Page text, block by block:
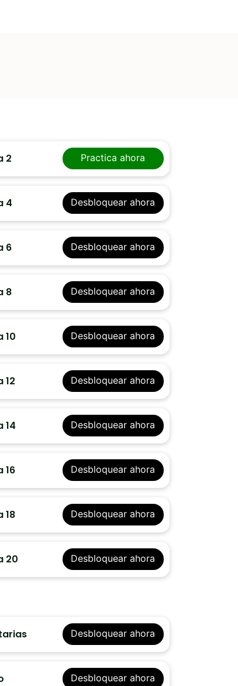
2 Practica ahora
4 Desbloquear ahora
6 Desbloquear ahora
8 Desbloquear ahora
10 Desbloquear ahora
12 Desbloquear ahora
14 Desbloquear ahora
16 Desbloquear ahora
18 Desbloquear ahora
20 Desbloquear ahora
Desbloquear ahora
Desbloquear ahora